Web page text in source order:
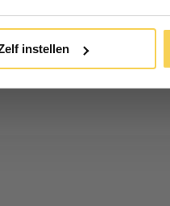
instellen